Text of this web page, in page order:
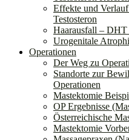
Effekte und
Testosteron
Haarausfall –
Urogenitale
Operationen
Der Weg zu
Standorte zur
Operationen
Mastektomie
OP Ergebnisse
Österreichische
Mastektomie